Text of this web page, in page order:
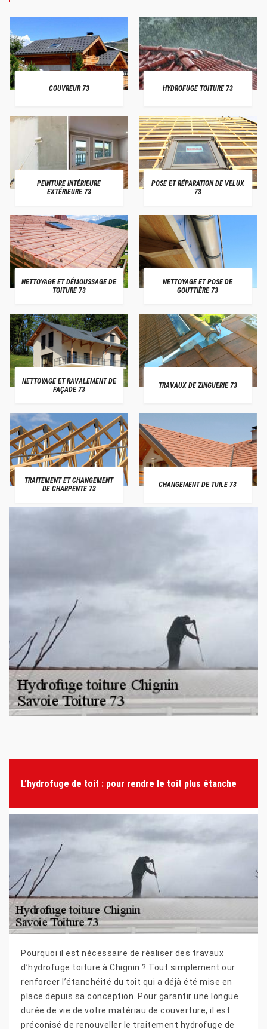
COUVREUR 73 HYDROFUGE TOITURE 73
PEINTURE INTÉRIEURE
EXTÉRIEURE 73
POSE ET RÉPARATION DE VELUX
73
NETTOYAGE ET DÉMOUSSAGE DE
TOITURE 73
NETTOYAGE ET POSE DE
GOUTTIÈRE 73
NETTOYAGE ET RAVALEMENT DE
FAÇADE 73
TRAVAUX DE ZINGUERIE 73
TRAITEMENT ET CHANGEMENT
DE CHARPENTE 73
CHANGEMENT DE TUILE 73
L’hydrofuge de toit : pour rendre le toit plus étanche
Pourquoi il est nécessaire de réaliser des travaux
d’hydrofuge toiture à Chignin ? Tout simplement our
renforcer l’étanchéité du toit qui a déjà été mise en
place depuis sa conception. Pour garantir une longue
durée de vie de votre matériau de couverture, il est
préconisé de renouveller le traitement hydrofuge de